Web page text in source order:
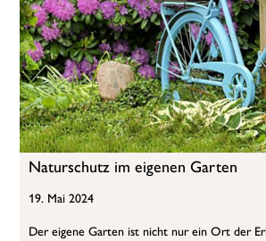
Naturschutz im eigenen Garten
19. Mai 2024
Der eigene Garten ist nicht nur ein Ort der